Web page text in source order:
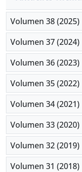
Volumen 38 (2025)
Volumen 37 (2024)
Volumen 36 (2023)
Volumen 35 (2022)
Volumen 34 (2021)
Volumen 33 (2020)
Volumen 32 (2019)
Volumen 31 (2018)